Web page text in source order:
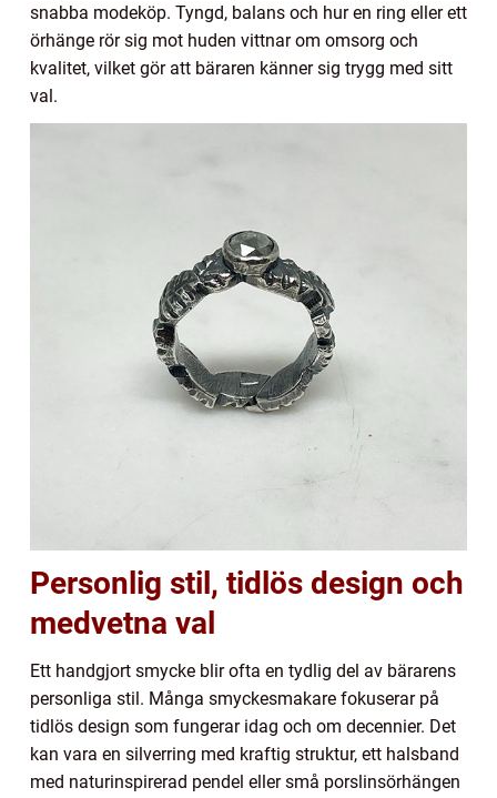
snabba modeköp. Tyngd, balans och hur en ring eller ett
örhänge rör sig mot huden vittnar om omsorg och
kvalitet, vilket gör att bäraren känner sig trygg med sitt
val.
Personlig stil, tidlös design och
medvetna val
Ett handgjort smycke blir ofta en tydlig del av bärarens
personliga stil. Många smyckesmakare fokuserar på
tidlös design som fungerar idag och om decennier. Det
kan vara en silverring med kraftig struktur, ett halsband
med naturinspirerad pendel eller små porslinsörhängen